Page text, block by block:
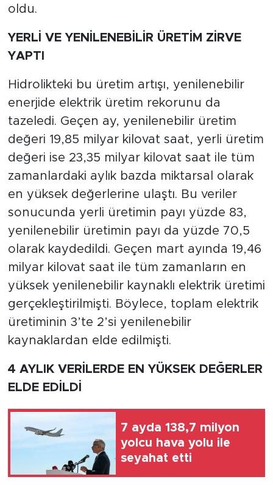
oldu.
YERLİ VE YENİLENEBİLİR ÜRETİM ZİRVE
YAPTI
Hidrolikteki bu üretim artışı, yenilenebilir
enerjide elektrik üretim rekorunu da
tazeledi. Geçen ay, yenilenebilir üretim
değeri 19,85 milyar kilovat saat, yerli üretim
değeri ise 23,35 milyar kilovat saat ile tüm
zamanlardaki aylık bazda miktarsal olarak
en yüksek değerlerine ulaştı. Bu veriler
sonucunda yerli üretimin payı yüzde 83,
yenilenebilir üretimin payı da yüzde 70,5
olarak kaydedildi. Geçen mart ayında 19,46
milyar kilovat saat ile tüm zamanların en
yüksek yenilenebilir kaynaklı elektrik üretimi
gerçekleştirilmişti. Böylece, toplam elektrik
üretiminin 3’te 2’si yenilenebilir
kaynaklardan elde edilmişti.
4 AYLIK VERİLERDE EN YÜKSEK DEĞERLER
ELDE EDİLDİ
7 ayda 138,7 milyon
yolcu hava yolu ile
seyahat etti